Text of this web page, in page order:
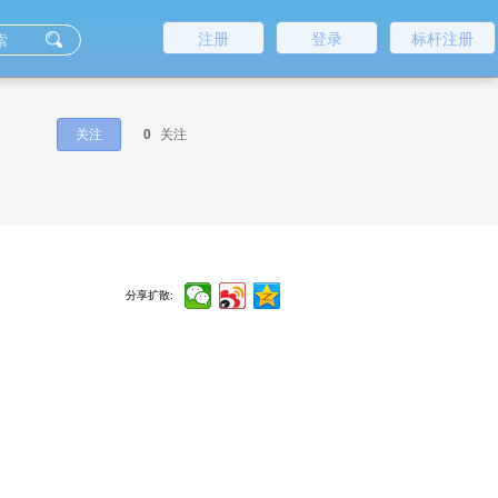
标杆注册
登录
注册
关注 0 关注
分享扩散: